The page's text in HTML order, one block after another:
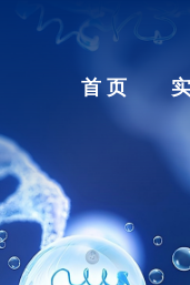
首 页